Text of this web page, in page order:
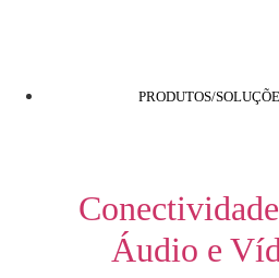
PRODUTOS/
Áudio e